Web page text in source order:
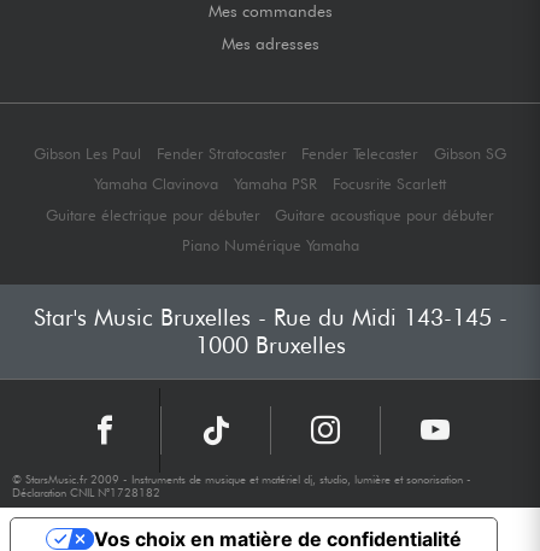
Mes commandes
Mes adresses
Gibson Les Paul Fender Stratocaster Fender Telecaster
Gibson SG
Yamaha Clavinova
Yamaha PSR
Focusrite Scarlett
Guitare électrique pour débuter
Guitare acoustique pour débuter
Piano Numérique Yamaha
Star's Music Bruxelles - Rue du Midi 143-145 -
1000 Bruxelles
© StarsMusic.fr 2009 - Instruments de musique et matériel dj, studio, lumière et sonorisation -
Déclaration CNIL N°1728182
Vos choix en matière de confidentialité